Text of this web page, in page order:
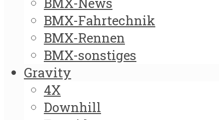
BMX-Fahrtechnik
BMX-Rennen
BMX-sonstiges
Gravity
4X
Downhill